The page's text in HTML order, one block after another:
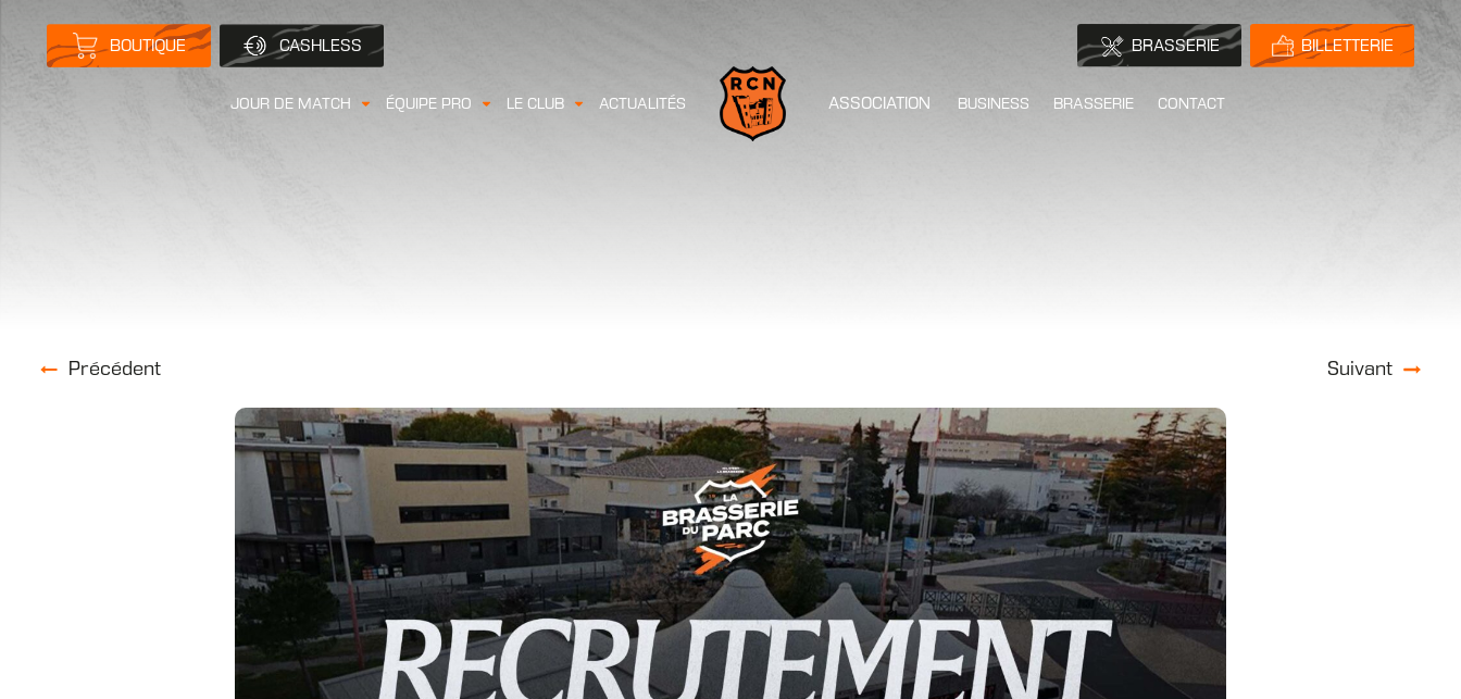
JOUR DE MATCH ÉQUIPE PRO LE CLUB ACTUALITÉS ASSOCIATION BUSINESS BRASSERIE CONTACT
Précédent Suivant
BOUTIQUE CASHLESS BRASSERIE BILLETTERIE